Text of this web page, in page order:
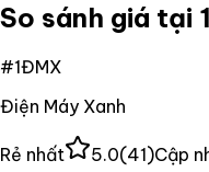
So sánh giá tại
#1ĐMX
Điện Máy Xanh
Rẻ nhất 5.0(41)Cập